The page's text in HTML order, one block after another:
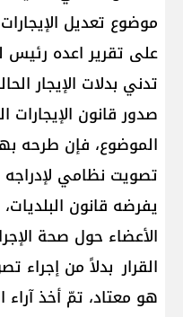
موضوع تعديل
على تقرير اعده رئيس
تدني بدلات الإيجار
صدور قانون
الموضوع، فإن طرحه
تصويت نظامي
يفرضه قانون البلديات،
الأعضاء حول صحة
القرار بدلاً من إجراء
هو معتاد، تمّ أخذ